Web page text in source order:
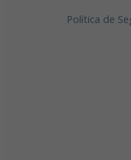
Política de